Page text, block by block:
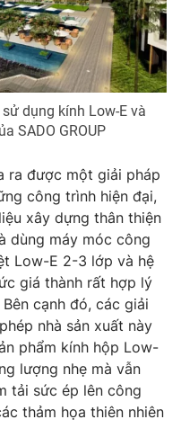
dụng kính Low-E và
SADO GROUP
ra được một giải pháp
công trình hiện đại,
xây dựng thân thiện
dùng máy móc công
Low-E 2-3 lớp và hệ
giá thành rất hợp lý
cạnh đó, các giải
nhà sản xuất này
phẩm kính hộp Low-
lượng nhẹ mà vẫn
tải sức ép lên công
thảm họa thiên nhiên